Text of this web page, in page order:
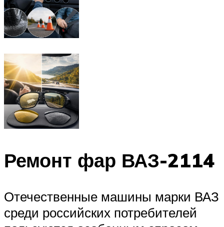
Ремонт фар ВАЗ-2114
Отечественные машины марки ВАЗ
среди российских потребителей